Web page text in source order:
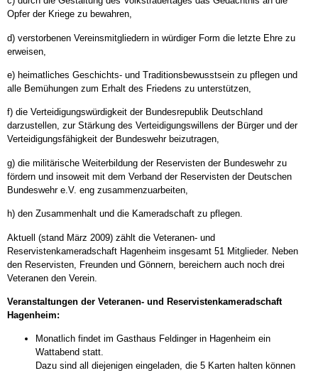
Opfer der Kriege zu bewahren,
d) verstorbenen Vereinsmitgliedern in würdiger Form die letzte Ehre zu
erweisen,
e) heimatliches Geschichts- und Traditionsbewusstsein zu pflegen und
alle Bemühungen zum Erhalt des Friedens zu unterstützen,
f) die Verteidigungswürdigkeit der Bundesrepublik Deutschland
darzustellen, zur Stärkung des Verteidigungswillens der Bürger und der
Verteidigungsfähigkeit der Bundeswehr beizutragen,
g) die militärische Weiterbildung der Reservisten der Bundeswehr zu
fördern und insoweit mit dem Verband der Reservisten der Deutschen
Bundeswehr e.V. eng zusammenzuarbeiten,
h) den Zusammenhalt und die Kameradschaft zu pflegen.
Aktuell (stand März 2009) zählt die Veteranen- und
Reservistenkameradschaft Hagenheim insgesamt 51 Mitglieder. Neben
den Reservisten, Freunden und Gönnern, bereichern auch noch drei
Veteranen den Verein.
Veranstaltungen der Veteranen- und Reservistenkameradschaft
Hagenheim:
Monatlich findet im Gasthaus Feldinger in Hagenheim ein
Wattabend statt.
Dazu sind all diejenigen eingeladen, die 5 Karten halten können